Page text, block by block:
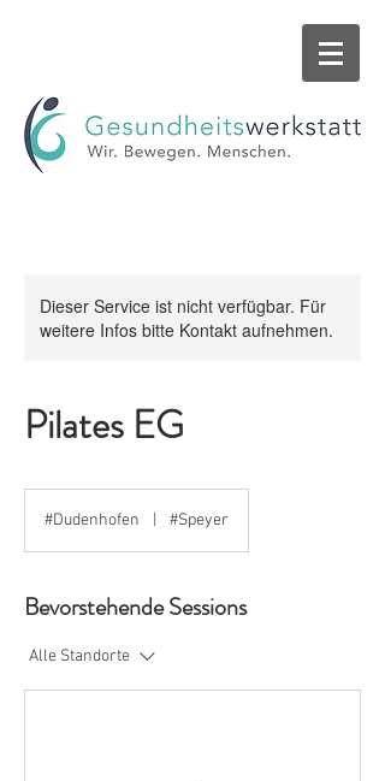
Dieser Service ist nicht verfügbar. Für
weitere Infos bitte Kontakt aufnehmen.
Pilates EG
#Dudenhofen #Speyer
Bevorstehende Sessions
Alle Standorte